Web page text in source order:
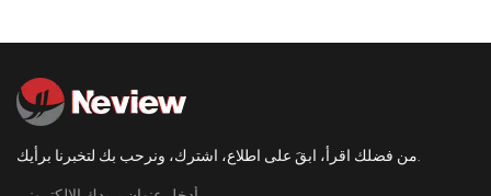
من فضلك اقرأ، ابقَ على اطلاع، اشترك، ونرحب بك لتخبرنا برأيك.